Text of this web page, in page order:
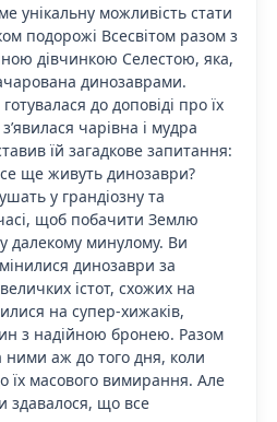
унікальну можливість стати
подорожі Всесвітом разом з
дівчинкою Селестою, яка,
динозаврами.
до доповіді про їх
чарівна і мудра
їй загадкове запитання:
ще живуть динозаври?
у грандіозну та
щоб побачити Землю
далекому минулому. Ви
динозаври за
істот, схожих на
на супер-хижаків,
з надійною бронею. Разом
ними аж до того дня, коли
їх масового вимирання. Але
здавалося, що все